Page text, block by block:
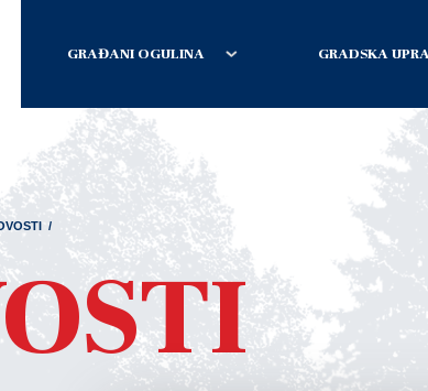
GRAĐANI OGULINA GRADSKA
/